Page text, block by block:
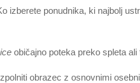
izberete ponudnika, ki najbolj
običajno poteka preko spleta
obrazec z osnovnimi